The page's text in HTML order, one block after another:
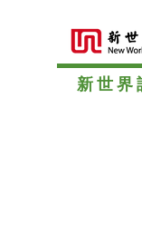
新世界